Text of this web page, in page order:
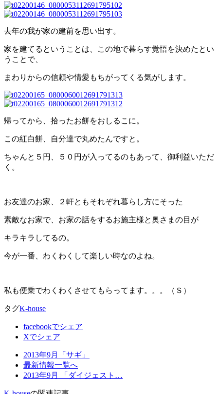
去年の我が家の建前を思い出す。
家を建てるということは、この地で暮らす覚悟を決めたとい
うことで、
まわりからの信頼や情愛もちがってくる気がします。
帰ってから、拾ったお餅をおしるこに。
この紅白餅、自分達で丸めたんですと。
ちゃんと５円、５０円が入ってるのもあって、御利益いただ
く。
お友達のお家、２軒ともそれぞれ暮らし方にそった
素敵なお家で、お家の話をするお施主様と奥さまの目が
キラキラしてるの。
今が一番、わくわくして楽しい時なのよね。
私も便乗でわくわくさせてもらってます。。。（Ｓ）
タグK-house
facebookでシェア
Xでシェア
2013年9月「サギ」
最新情報一覧へ
2013年9月 「ダイジェスト…